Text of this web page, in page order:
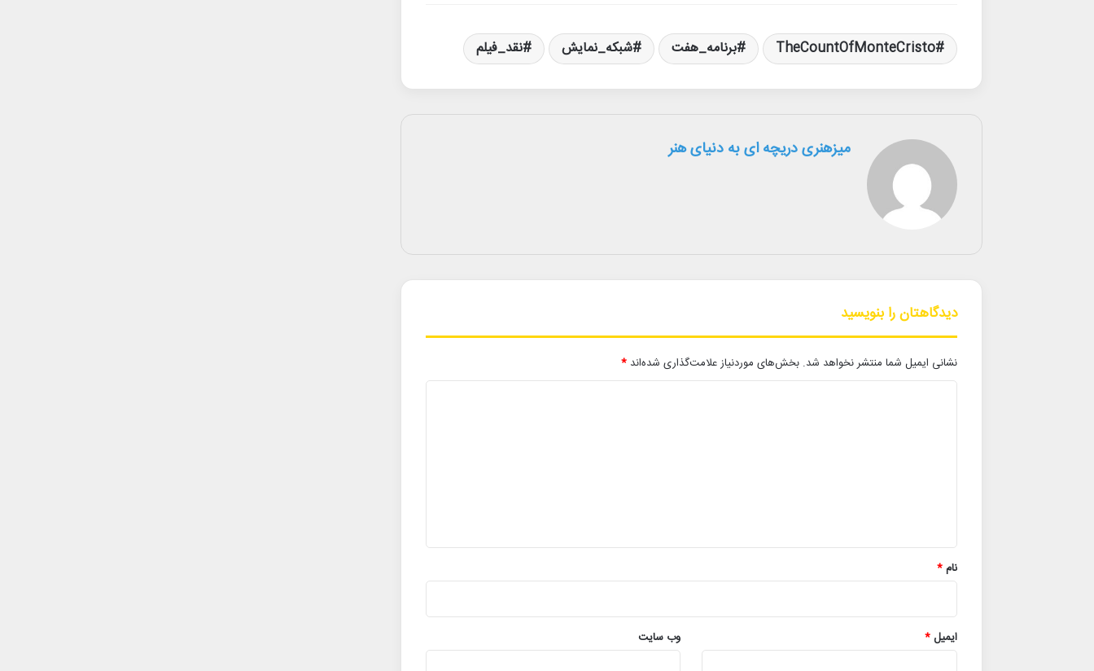
TheCountOfMonteCristo برنامه_هفت شبکه_نمایش نقد_فیلم
میزهنری دریچه ای به دنیای هنر
دیدگاهتان را بنویسید
نشانی ایمیل شما منتشر نخواهد شد. بخش‌های موردنیاز علامت‌گذاری شده‌اند *
نام*
ایمیل* وب‌ سایت